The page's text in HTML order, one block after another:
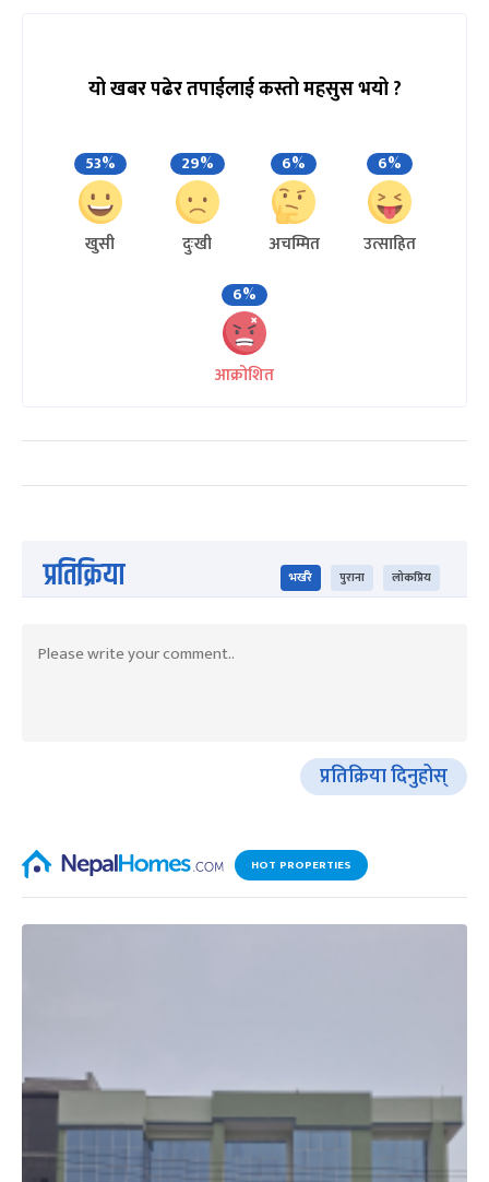
यो खबर पढेर तपाईलाई कस्तो महसुस भयो ?
53%
खुसी
29%
दुःखी
6%
अचम्मित
6%
उत्साहित
6%
आक्रोशित
प्रतिक्रिया भर्खरै पुराना लोकप्रिय
प्रतिक्रिया दिनुहोस्
HOT PROPERTIES